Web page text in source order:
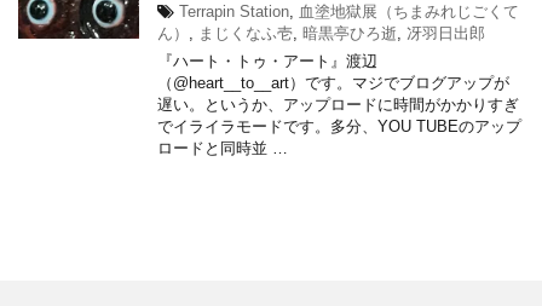
Terrapin Station
血塗地獄展（ちまみれじごくて
ん）
まじくなふ壱 暗黒亭ひろ逝 冴羽日出郎
『ハート・トゥ・アート』渡辺
（@heart__to__art）です。マジでブログアップが
遅い。というか、アップロードに時間がかかりすぎ
でイライラモードです。多分、YOU TUBEのアップ
ロードと同時並 …